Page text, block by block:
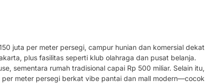
juta per meter persegi, campur hunian dan komersial dekat
plus fasilitas seperti klub olahraga dan pusat belanja.
sementara rumah tradisional capai Rp 500 miliar. Selain itu,
meter persegi berkat vibe pantai dan mall modern—cocok